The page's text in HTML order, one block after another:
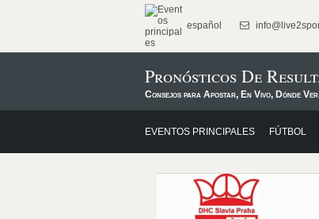
español
Pronósticos De
Consejos para Apostar, En Vivo, Dónde
EVENTOS PRINCIPALES FÚTBOL